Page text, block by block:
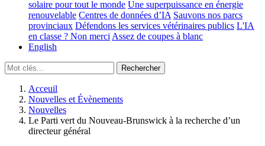
solaire pour tout le monde Une superpuissance en énergie
renouvelable Centres de données d’IA Sauvons nos parcs
provinciaux Défendons les services vétérinaires publics L'IA
en classe ? Non merci Assez de coupes à blanc
English
Acceuil
Nouvelles et Évènements
Nouvelles
Le Parti vert du Nouveau-Brunswick à la recherche d’un
directeur général